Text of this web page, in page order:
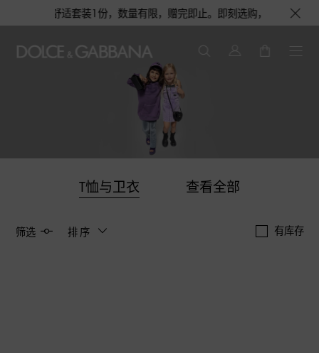
旅行舒适套装1份，数量有限，赠完即止。即刻选购，尊享花呗至
T恤与卫衣 查看全部
筛选 排序 有库存